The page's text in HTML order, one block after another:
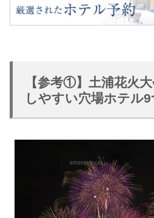
【参考①】土浦花火
しやすい穴場ホテル9